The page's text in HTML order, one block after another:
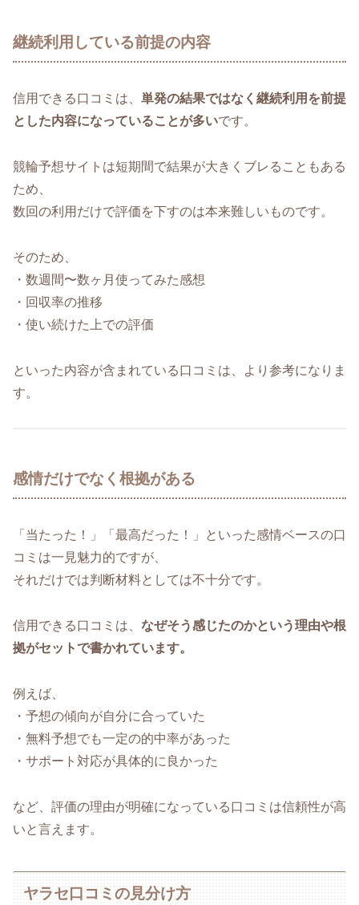
継続利用している前提の内容
信用できる口コミは、 単発の結果ではなく継続利用を前提
とした内容になっていることが多いです。
競輪予想サイトは短期間で結果が大きくブレることもある
ため、
数回の利用だけで評価を下すのは本来難しいものです。
そのため、
・数週間〜数ヶ月使ってみた感想
・回収率の推移
・使い続けた上での評価
といった内容が含まれている口コミは、より参考になりま
す。
感情だけでなく根拠がある
「当たった！」「最高だった！」といった感情ベースの口
コミは一見魅力的ですが、
それだけでは判断材料としては不十分です。
信用できる口コミは、 なぜそう感じたのかという理由や根
拠がセットで書かれています。
例えば、
・予想の傾向が自分に合っていた
・無料予想でも一定の的中率があった
・サポート対応が具体的に良かった
など、評価の理由が明確になっている口コミは信頼性が高
いと言えます。
ヤラセ口コミの見分け方